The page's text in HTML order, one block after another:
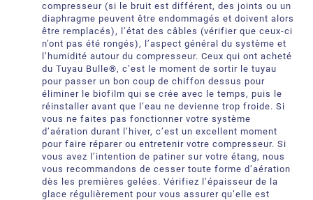
compresseur (si le bruit est différent, des joints ou un
diaphragme peuvent être endommagés et doivent alors
être remplacés), l’état des câbles (vérifier que ceux-ci
n’ont pas été rongés), l’aspect général du système et
l’humidité autour du compresseur. Ceux qui ont acheté
du Tuyau Bulle®, c’est le moment de sortir le tuyau
pour passer un bon coup de chiffon dessus pour
éliminer le biofilm qui se crée avec le temps, puis le
réinstaller avant que l’eau ne devienne trop froide. Si
vous ne faites pas fonctionner votre système
d’aération durant l’hiver, c’est un excellent moment
pour faire réparer ou entretenir votre compresseur. Si
vous avez l’intention de patiner sur votre étang, nous
vous recommandons de cesser toute forme d’aération
dès les premières gelées. Vérifiez l’épaisseur de la
glace régulièrement pour vous assurer qu’elle est